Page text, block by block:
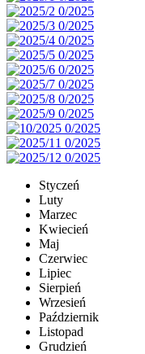
Styczeń
Luty
Marzec
Kwiecień
Maj
Czerwiec
Lipiec
Sierpień
Wrzesień
Październik
Listopad
Grudzień